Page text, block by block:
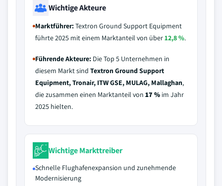
Wichtige Akteure
Marktführer:Textron Ground Support Equipment
führte 2025 mit einem Marktanteil von über12,8 %.
Führende Akteure: Die Top 5 Unternehmen in
diesem Markt sind Textron Ground Support
Equipment, Tronair, ITW GSE, MULAG, Mallaghan,
die zusammen einen Marktanteil von 17 % im Jahr
2025 hielten.
Wichtige Markttreiber
Schnelle Flughafenexpansion und zunehmende
Modernisierung